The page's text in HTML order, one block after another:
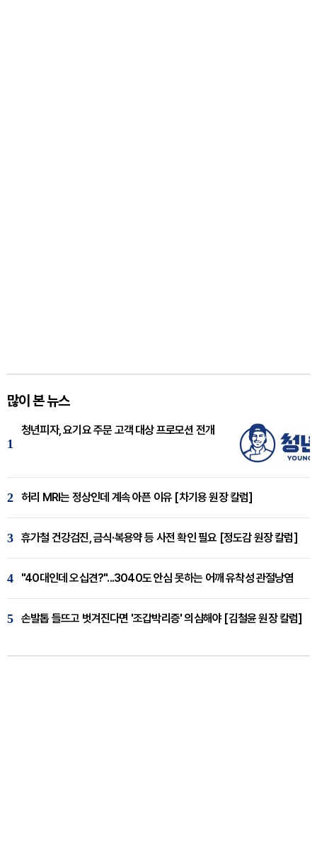
많이 본 뉴스
1
청년피자, 요기요 주문 고객 대상 프로모션 전개
2 허리 MRI는 정상인데 계속 아픈 이유 [차기용 원장 칼럼]
3 휴가철 건강검진, 금식·복용약 등 사전 확인 필요 [정도감 원장 칼럼]
4 "40대인데 오십견?"...3040도 안심 못하는 어깨 유착성 관절낭염
5 손발톱 들뜨고 벗겨진다면 '조갑박리증' 의심해야 [김철윤 원장 칼럼]